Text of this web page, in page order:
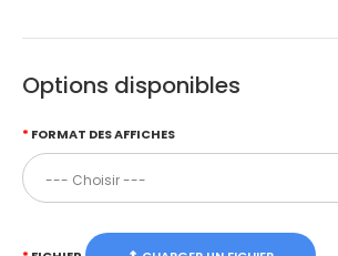
Options disponibles
FORMAT DES AFFICHES